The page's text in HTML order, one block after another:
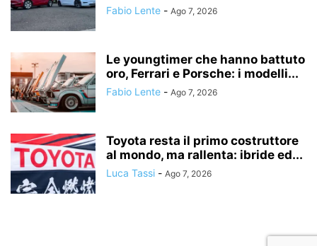
Fabio Lente - Ago 7, 2026
Le youngtimer che hanno battuto
oro, Ferrari e Porsche: i modelli...
Fabio Lente - Ago 7, 2026
Toyota resta il primo costruttore
al mondo, ma rallenta: ibride ed...
Luca Tassi - Ago 7, 2026